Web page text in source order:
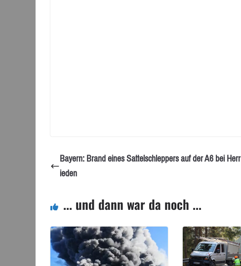
Bayern: Brand eines Sattelschleppers auf der A6 bei Herr
ieden
... und dann war da noch ...